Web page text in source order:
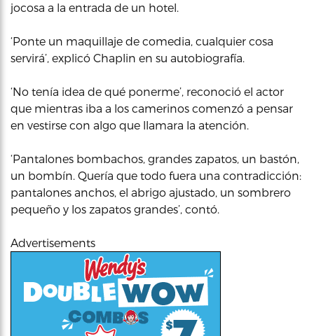
jocosa a la entrada de un hotel.
‘Ponte un maquillaje de comedia, cualquier cosa
servirá’, explicó Chaplin en su autobiografía.
‘No tenía idea de qué ponerme’, reconoció el actor
que mientras iba a los camerinos comenzó a pensar
en vestirse con algo que llamara la atención.
‘Pantalones bombachos, grandes zapatos, un bastón,
un bombín. Quería que todo fuera una contradicción:
pantalones anchos, el abrigo ajustado, un sombrero
pequeño y los zapatos grandes’, contó.
Advertisements